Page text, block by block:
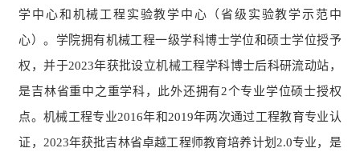
学中心和机械工程实验教学中心（省级实验教学示范中
心）。学院拥有机械工程一级学科博士学位和硕士学位授予
权，并于2023年获批设立机械工程学科博士后科研流动站，
是吉林省重中之重学科，此外还拥有2个专业学位硕士授权
点。机械工程专业2016年和2019年两次通过工程教育专业认
证，2023年获批吉林省卓越工程师教育培养计划2.0专业，是